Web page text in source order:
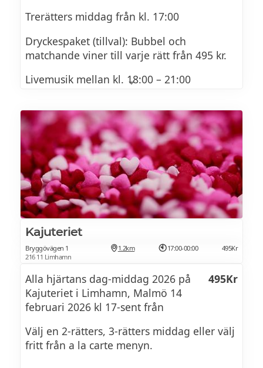
Trerätters middag från kl. 17:00
Dryckespaket (tillval): Bubbel och
matchande viner till varje rätt från 495 kr.
Livemusik mellan kl. 18:00 – 21:00
Njut av en välkomponerad trerätters
middag, noggrant utvalda viner (bl.a. från
Skåne) som matchas till varje rätt, och
livemusik med gitarr och saxofon av Linda
& Uffe som sätter den perfekta stämningen
för kvällen.
ALLA HJÄRTANS DAG MENY
FÖRRÄTT
Soppa på gröna ärtor, lufttorkad griskind,
krispig gulbeta, inkokt polkabeta, friterad
dill, timutpeppar, spenatolja
VARMRÄTT
Kajuteriet
Bryggövägen 1
216 11 Limhamn
1.2km 17:00-00:00 495Kr
Alla hjärtans dag-middag 2026 på
Kajuteriet i Limhamn, Malmö 14
februari 2026 kl 17-sent från
495Kr
Välj en 2-rätters, 3-rätters middag eller välj
fritt från a la carte menyn.